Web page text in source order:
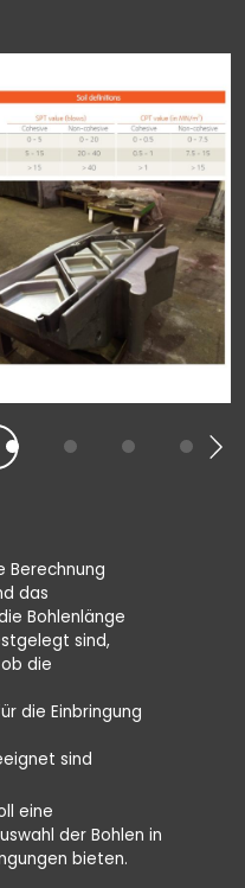
Berechnung
das
Bohlenlänge
sind,
die
die Einbringung
sind
eine
der Bohlen in
bieten.